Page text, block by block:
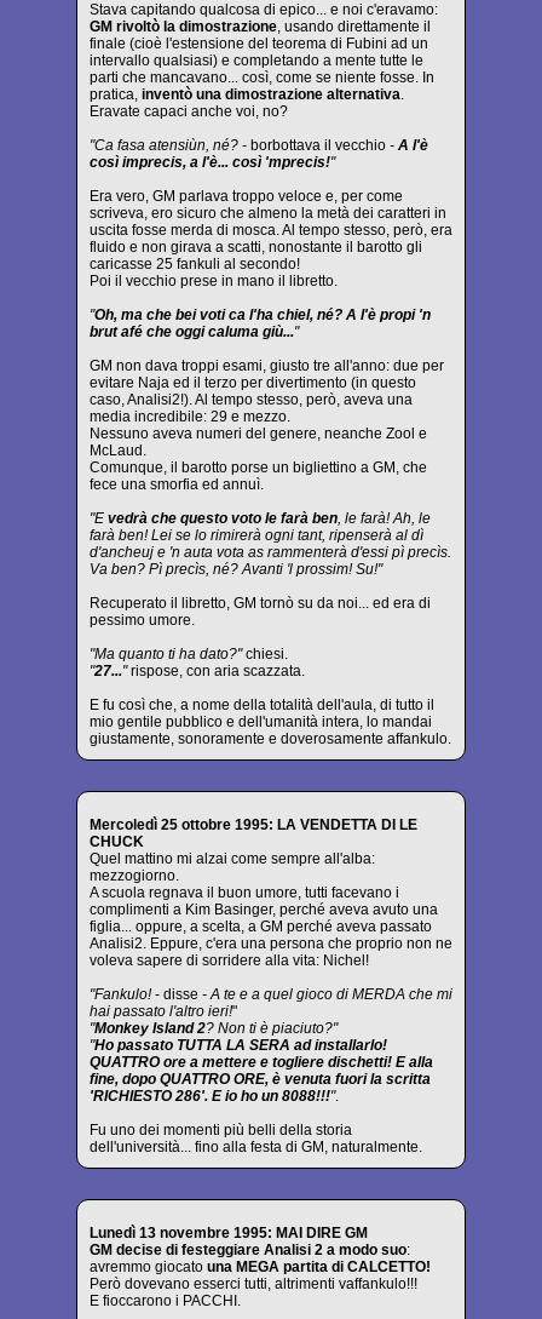
Stava capitando qualcosa di epico... e noi c'eravamo:
GM rivoltò la dimostrazione, usando direttamente il
finale (cioè l'estensione del teorema di Fubini ad un
intervallo qualsiasi) e completando a mente tutte le
parti che mancavano... così, come se niente fosse. In
pratica, inventò una dimostrazione alternativa.
Eravate capaci anche voi, no?
"Ca fasa atensiùn, né? - borbottava il vecchio - A l'è
così imprecis, a l'è... così 'mprecis!"
Era vero, GM parlava troppo veloce e, per come
scriveva, ero sicuro che almeno la metà dei caratteri in
uscita fosse merda di mosca. Al tempo stesso, però, era
fluido e non girava a scatti, nonostante il barotto gli
caricasse 25 fankuli al secondo!
Poi il vecchio prese in mano il libretto.
"Oh, ma che bei voti ca l'ha chiel, né? A l'è propi 'n
brut afé che oggi caluma giù..."
GM non dava troppi esami, giusto tre all'anno: due per
evitare Naja ed il terzo per divertimento (in questo
caso, Analisi2!). Al tempo stesso, però, aveva una
media incredibile: 29 e mezzo.
Nessuno aveva numeri del genere, neanche Zool e
McLaud.
Comunque, il barotto porse un bigliettino a GM, che
fece una smorfia ed annuì.
"E vedrà che questo voto le farà ben, le farà! Ah, le
farà ben! Lei se lo rimirerà ogni tant, ripenserà al dì
d'ancheuj e 'n auta vota as rammenterà d'essi pì precìs.
Va ben? Pì precìs, né? Avanti 'l prossim! Su!"
Recuperato il libretto, GM tornò su da noi... ed era di
pessimo umore.
"Ma quanto ti ha dato?"chiesi.
"27..."rispose, con aria scazzata.
E fu così che, a nome della totalità dell'aula, di tutto il
mio gentile pubblico e dell'umanità intera, lo mandai
giustamente, sonoramente e doverosamente affankulo.
Mercoledì 25 ottobre 1995: LA VENDETTA DI LE
CHUCK
Quel mattino mi alzai come sempre all'alba:
mezzogiorno.
A scuola regnava il buon umore, tutti facevano i
complimenti a Kim Basinger, perché aveva avuto una
figlia... oppure, a scelta, a GM perché aveva passato
Analisi2. Eppure, c'era una persona che proprio non ne
voleva sapere di sorridere alla vita: Nichel!
"Fankulo!- disse - A te e a quel gioco di MERDA che mi
hai passato l'altro ieri!"
"Monkey Island 2? Non ti è piaciuto?"
"Ho passato TUTTA LA SERA ad installarlo!
QUATTRO ore a mettere e togliere dischetti! E alla
fine, dopo QUATTRO ORE, è venuta fuori la scritta
'RICHIESTO 286'. E io ho un 8088!!!".
Fu uno dei momenti più belli della storia
dell'università... fino alla festa di GM, naturalmente.
Lunedì 13 novembre 1995: MAI DIRE GM
GM decise di festeggiare Analisi 2 a modo suo:
avremmo giocato una MEGA partita di CALCETTO!
Però dovevano esserci tutti, altrimenti vaffankulo!!!
E fioccarono i PACCHI.